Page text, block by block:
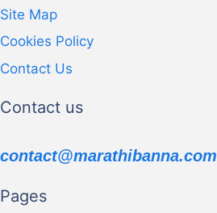
Site Map
Cookies Policy
Contact Us
Contact us
contact@marathibanna.com
Pages